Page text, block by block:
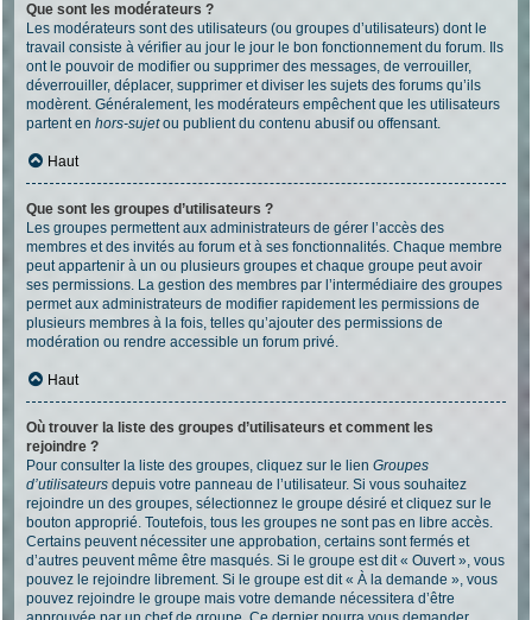
Que sont les modérateurs ?
Les modérateurs sont des utilisateurs (ou groupes d’utilisateurs) dont le
travail consiste à vérifier au jour le jour le bon fonctionnement du forum. Ils
ont le pouvoir de modifier ou supprimer des messages, de verrouiller,
déverrouiller, déplacer, supprimer et diviser les sujets des forums qu’ils
modèrent. Généralement, les modérateurs empêchent que les utilisateurs
partent en hors-sujetou publient du contenu abusif ou offensant.
Haut
Que sont les groupes d’utilisateurs ?
Les groupes permettent aux administrateurs de gérer l’accès des
membres et des invités au forum et à ses fonctionnalités. Chaque membre
peut appartenir à un ou plusieurs groupes et chaque groupe peut avoir
ses permissions. La gestion des membres par l’intermédiaire des groupes
permet aux administrateurs de modifier rapidement les permissions de
plusieurs membres à la fois, telles qu’ajouter des permissions de
modération ou rendre accessible un forum privé.
Haut
Où trouver la liste des groupes d’utilisateurs et comment les
rejoindre ?
Pour consulter la liste des groupes, cliquez sur le lien Groupes
d’utilisateurs depuis votre panneau de l’utilisateur. Si vous souhaitez
rejoindre un des groupes, sélectionnez le groupe désiré et cliquez sur le
bouton approprié. Toutefois, tous les groupes ne sont pas en libre accès.
Certains peuvent nécessiter une approbation, certains sont fermés et
d’autres peuvent même être masqués. Si le groupe est dit « Ouvert », vous
pouvez le rejoindre librement. Si le groupe est dit « À la demande », vous
pouvez rejoindre le groupe mais votre demande nécessitera d’être